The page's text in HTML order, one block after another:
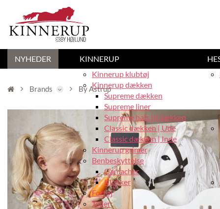
NYHEDER
KINNERUP
Kinnerup klubtøj
Kinnerup dækken
Supreme dækken
Supreme liner
Supreme hals til dækken
Classic dækken | Ude
Classic dækken | Inde
Kinnerup grimer
Benbeskyttelse
Gamacher
Klokker
Fortøj
Tøjler
Brands By Astrup